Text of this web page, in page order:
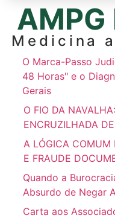
Medicina
O Marca-Passo
48 Horas" e o
Gerais
O FIO DA
ENCRUZILHADA
A LÓGICA COMUM
E FRAUDE
Quando a
Absurdo de Negar
Carta aos